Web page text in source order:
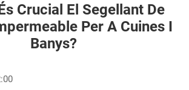
Crucial El Segellant De
Per A Cuines I
Banys?